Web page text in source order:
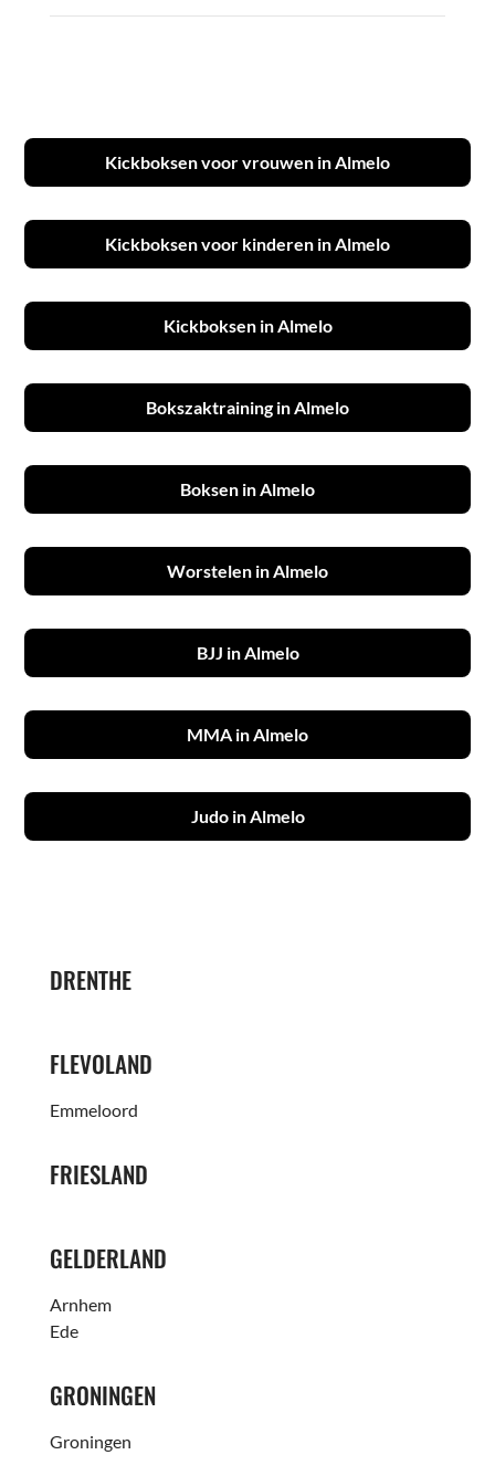
Kickboksen voor vrouwen in Almelo
Kickboksen voor kinderen in Almelo
Kickboksen in Almelo
Bokszaktraining in Almelo
Boksen in Almelo
Worstelen in Almelo
BJJ in Almelo
MMA in Almelo
Judo in Almelo
DRENTHE
FLEVOLAND
Emmeloord
FRIESLAND
GELDERLAND
Arnhem
Ede
GRONINGEN
Groningen